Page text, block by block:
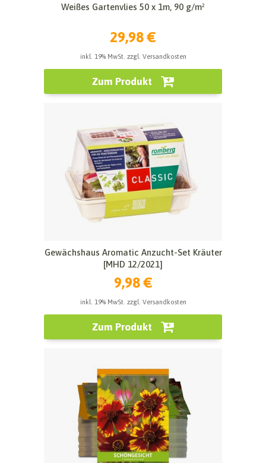
Weißes Gartenvlies 50 x 1m, 90 g/m²
29,98 €
inkl. 19% MwSt. zzgl. Versandkosten
Zum Produkt
Gewächshaus Aromatic Anzucht-Set Kräuter
[MHD 12/2021]
9,98 €
inkl. 19% MwSt. zzgl. Versandkosten
Zum Produkt